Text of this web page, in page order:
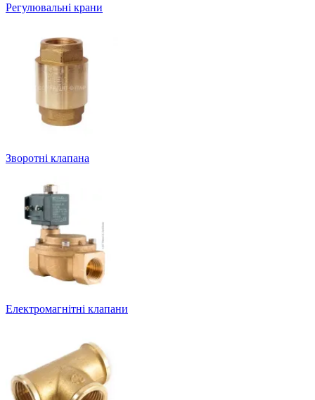
Регулювальні крани
Зворотні клапана
Електромагнітні клапани